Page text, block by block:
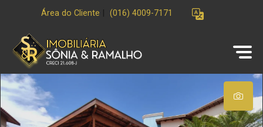
Área do Cliente (016) 4009-7171